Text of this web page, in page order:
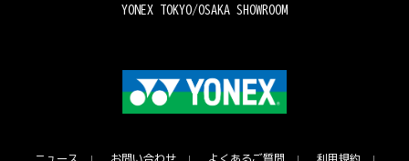
YONEX TOKYO/OSAKA SHOWROOM
ニュース お問い合わせ よくあるご質問 利用規約